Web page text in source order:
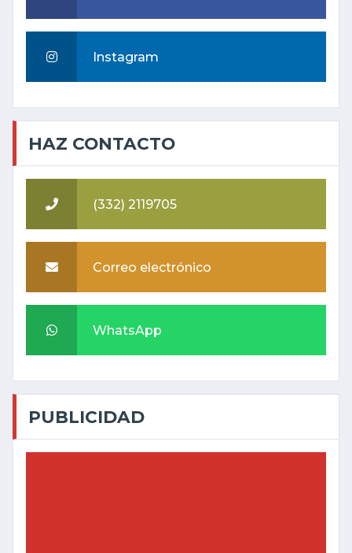
Instagram
HAZ CONTACTO
(332) 2119705
Correo electrónico
WhatsApp
PUBLICIDAD